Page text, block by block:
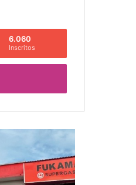
6.060
Inscritos